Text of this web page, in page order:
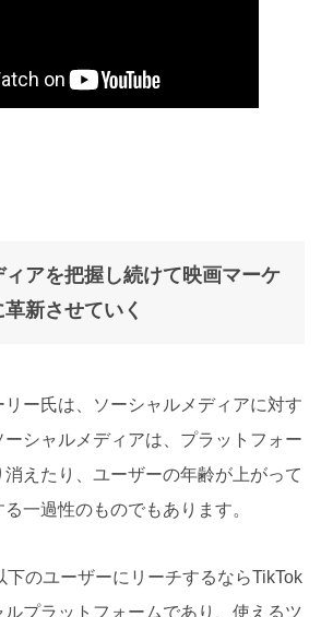
アを把握し続けて映画マーケ
新させていく
ー氏は、ソーシャルメディアに対す
シャルメディアは、プラットフォー
消えたり、ユーザーの年齢が上がって
一過性のものでもあります。
下のユーザーにリーチするならTikTok
プラットフォームであり、使えるツ